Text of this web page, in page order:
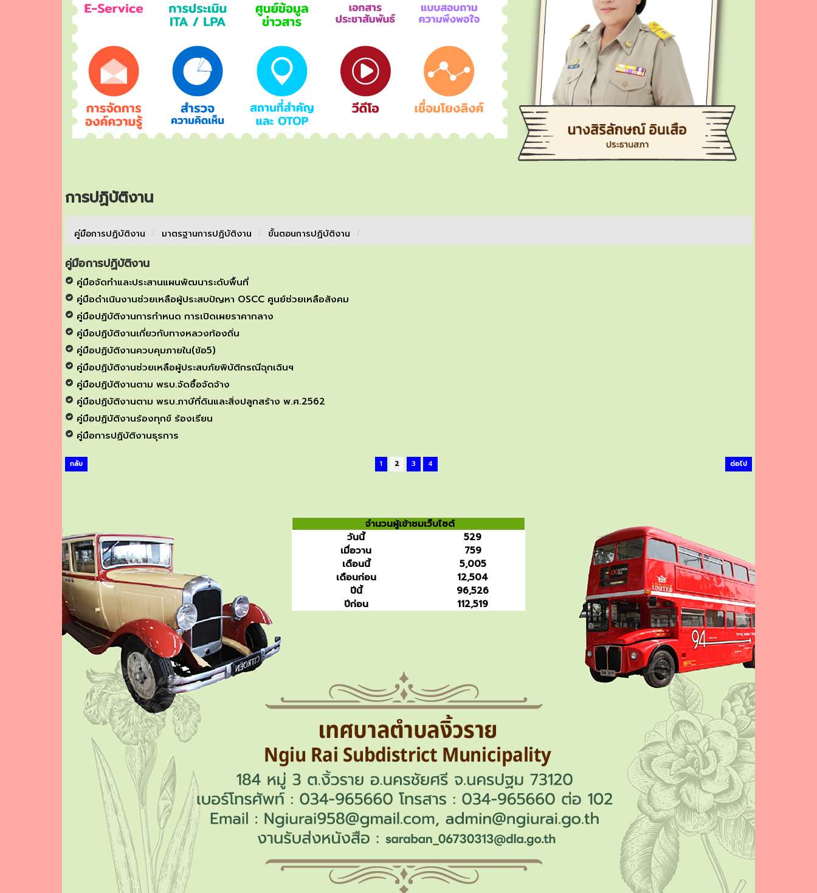
การปฏิบัติงาน
คู่มือการปฏิบัติงาน / มาตรฐานการปฏิบัติงาน / ขั้นตอนการปฏิบัติงาน /
คู่มือการปฏิบัติงาน
คู่มือจัดทำและประสานแผนพัฒนาระดับพื้นที่
คู่มือดำเนินงานช่วยเหลือผู้ประสบปัญหา OSCC ศูนย์ช่วยเหลือสังคม
คู่มือปฏิบัติงานการกำหนด การเปิดเผยราคากลาง
คู่มือปฏิบัติงานเกี่ยวกับทางหลวงท้องถิ่น
คู่มือปฏิบัติงานควบคุมภายใน(ข้อ5)
คู่มือปฏิบัติงานช่วยเหลือผู้ประสบภัยพิบัติกรณีฉุกเฉินฯ
คู่มือปฏิบัติงานตาม พรบ.จัดซื้อจัดจ้าง
คู่มือปฏิบัติงานตาม พรบ.ภาษีที่ดินและสิ่งปลูกสร้าง พ.ศ.2562
คู่มือปฏิบัติงานร้องทุกข์ ร้องเรียน
คู่มือการปฏิบัติงานธุรการ
กลับ 1 2 3 4 ต่อไป
จำนวนผู้เข้าชมเว็บไซต์
วันนี้
529
เมื่อวาน
759
เดือนนี้
5,005
เดือนก่อน
12,504
ปีนี้
96,526
ปีก่อน
112,519